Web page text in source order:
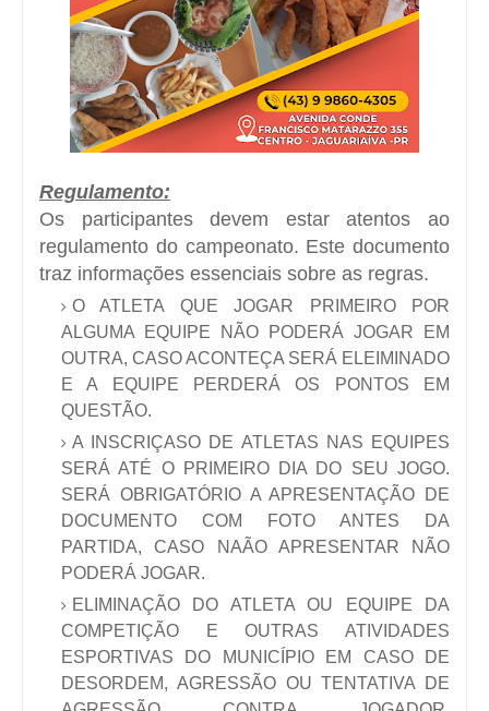
Regulamento:
Os participantes devem estar atentos ao
regulamento do campeonato. Este documento
traz informações essenciais sobre as regras.
O ATLETA QUE JOGAR PRIMEIRO POR
ALGUMA EQUIPE NÃO PODERÁ JOGAR EM
OUTRA, CASO ACONTEÇA SERÁ ELEIMINADO
E A EQUIPE PERDERÁ OS PONTOS EM
QUESTÃO.
A INSCRIÇASO DE ATLETAS NAS EQUIPES
SERÁ ATÉ O PRIMEIRO DIA DO SEU JOGO.
SERÁ OBRIGATÓRIO A APRESENTAÇÃO DE
DOCUMENTO COM FOTO ANTES DA
PARTIDA, CASO NAÃO APRESENTAR NÃO
PODERÁ JOGAR.
ELIMINAÇÃO DO ATLETA OU EQUIPE DA
COMPETIÇÃO E OUTRAS ATIVIDADES
ESPORTIVAS DO MUNICÍPIO EM CASO DE
DESORDEM, AGRESSÃO OU TENTATIVA DE